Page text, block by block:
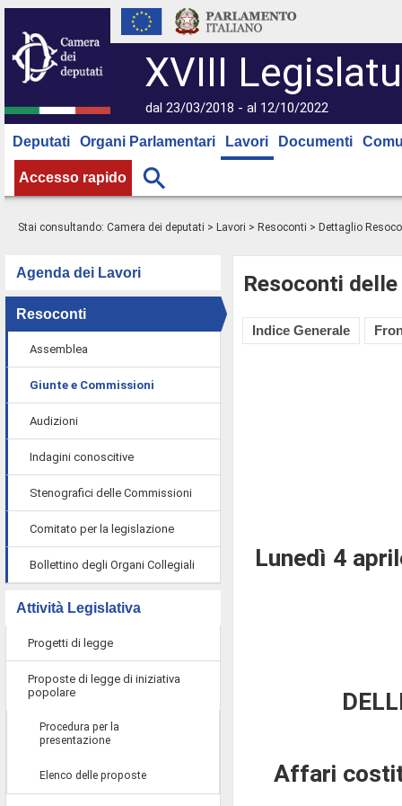
XVIII
dal 23/03/2018 - al 12/10/2022
Deputati Organi Parlamentari Lavori Documenti
Accesso rapido
Stai consultando: Camera dei deputati > Lavori > Resoconti > Dettaglio
Agenda dei Lavori
Resoconti
Assemblea
Giunte e Commissioni
Audizioni
Indagini conoscitive
Stenografici delle Commissioni
Comitato per la legislazione
Bollettino degli Organi Collegiali
Attività Legislativa
Progetti di legge
Proposte di legge di iniziativa
popolare
Procedura per la
presentazione
Elenco delle proposte
Resoconti
Indice Generale
Lunedì 4
Affari